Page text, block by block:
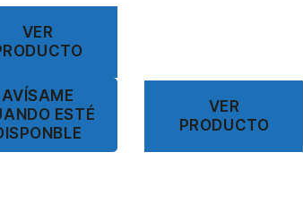
VER
AVÍSAME
ESTÉ
VER
PRODUCTO